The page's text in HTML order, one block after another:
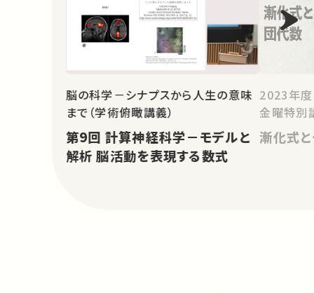
脳の科学－シナプスから人生の意味
まで（学術俯瞰講義）
第9回 計算神経科学－モデルと
解析 脳活動を表現する数式
2023年度
金曜特別
漸化式